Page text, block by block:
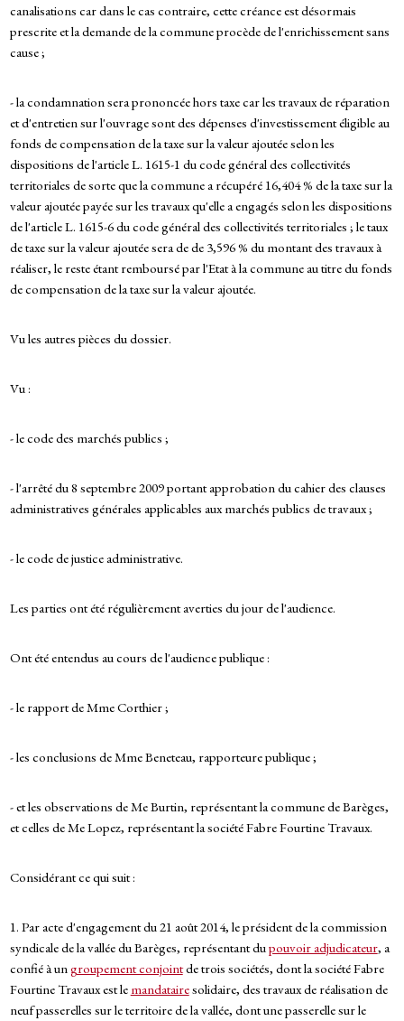
canalisations car dans le cas contraire, cette créance est désormais
prescrite et la demande de la commune procède de l'enrichissement sans
cause ;
- la condamnation sera prononcée hors taxe car les travaux de réparation
et d'entretien sur l'ouvrage sont des dépenses d'investissement éligible au
fonds de compensation de la taxe sur la valeur ajoutée selon les
dispositions de l'article L. 1615-1 du code général des collectivités
territoriales de sorte que la commune a récupéré 16,404 % de la taxe sur la
valeur ajoutée payée sur les travaux qu'elle a engagés selon les dispositions
de l'article L. 1615-6 du code général des collectivités territoriales ; le taux
de taxe sur la valeur ajoutée sera de de 3,596 % du montant des travaux à
réaliser, le reste étant remboursé par l'Etat à la commune au titre du fonds
de compensation de la taxe sur la valeur ajoutée.
Vu les autres pièces du dossier.
Vu :
- le code des marchés publics ;
- l'arrêté du 8 septembre 2009 portant approbation du cahier des clauses
administratives générales applicables aux marchés publics de travaux ;
- le code de justice administrative.
Les parties ont été régulièrement averties du jour de l'audience.
Ont été entendus au cours de l'audience publique :
- le rapport de Mme Corthier ;
- les conclusions de Mme Beneteau, rapporteure publique ;
- et les observations de Me Burtin, représentant la commune de Barèges,
et celles de Me Lopez, représentant la société Fabre Fourtine Travaux.
Considérant ce qui suit :
1. Par acte d'engagement du 21 août 2014, le président de la commission
syndicale de la vallée du Barèges, représentant dupouvoir adjudicateur, a
confié à ungroupement conjointde trois sociétés, dont la société Fabre
Fourtine Travaux est le mandatairesolidaire, des travaux de réalisation de
neuf passerelles sur le territoire de la vallée, dont une passerelle sur le